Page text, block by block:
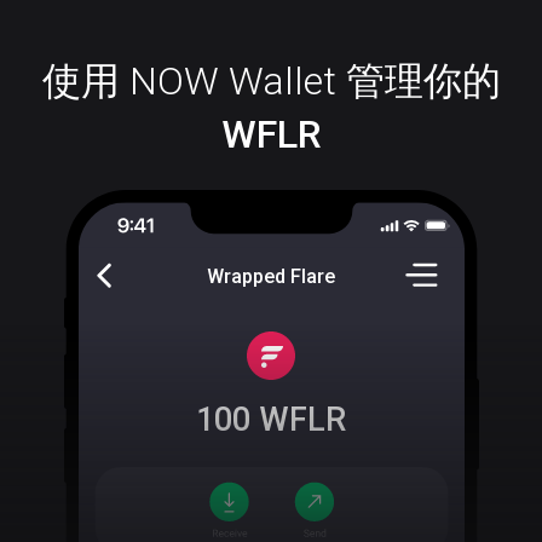
使用 NOW Wallet 管理你的
WFLR
Wrapped Flare
100 WFLR